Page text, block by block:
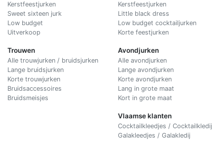
Kerstfeestjurken
Sweet sixteen jurk
Low budget
Uitverkoop
Trouwen
Alle trouwjurken / bruidsjurken
Lange bruidsjurken
Korte trouwjurken
Bruidsaccessoires
Bruidsmeisjes
Kerstfeestjurken
Little black dress
Low budget cocktailjurken
Korte feestjurken
Avondjurken
Alle avondjurken
Lange avondjurken
Korte avondjurken
Lang in grote maat
Kort in grote maat
Vlaamse klanten
Cocktailkleedjes / Cocktailkledij
Galakleedjes / Galakledij